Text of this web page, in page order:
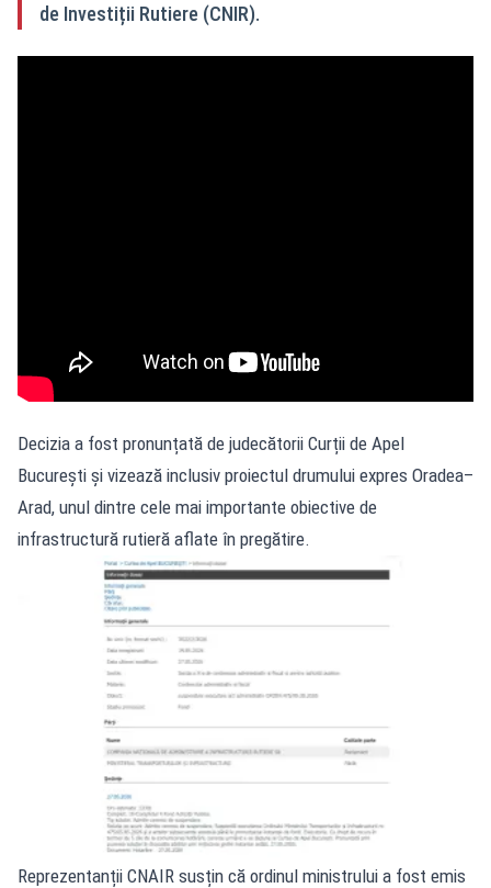
de Investiții Rutiere (CNIR).
Decizia a fost pronunțată de judecătorii Curții de Apel
București și vizează inclusiv proiectul drumului expres Oradea–
Arad, unul dintre cele mai importante obiective de
infrastructură rutieră aflate în pregătire.
Reprezentanții CNAIR susțin că ordinul ministrului a fost emis